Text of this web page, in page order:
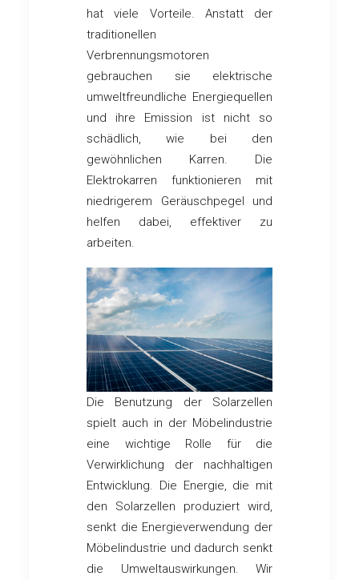
hat viele Vorteile. Anstatt der
traditionellen
Verbrennungsmotoren
gebrauchen sie elektrische
umweltfreundliche Energiequellen
und ihre Emission ist nicht so
schädlich, wie bei den
gewöhnlichen Karren. Die
Elektrokarren funktionieren mit
niedrigerem Geräuschpegel und
helfen dabei, effektiver zu
arbeiten.
Die Benutzung der Solarzellen
spielt auch in der Möbelindustrie
eine wichtige Rolle für die
Verwirklichung der nachhaltigen
Entwicklung. Die Energie, die mit
den Solarzellen produziert wird,
senkt die Energieverwendung der
Möbelindustrie und dadurch senkt
die Umweltauswirkungen. Wir